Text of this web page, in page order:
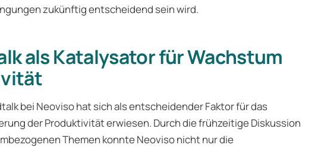
zukünftig entscheidend sein wird.
als Katalysator für Wachstum
bei Neoviso hat sich als entscheidender Faktor für das
der Produktivität erwiesen. Durch die frühzeitige Diskussion
Themen konnte Neoviso nicht nur die